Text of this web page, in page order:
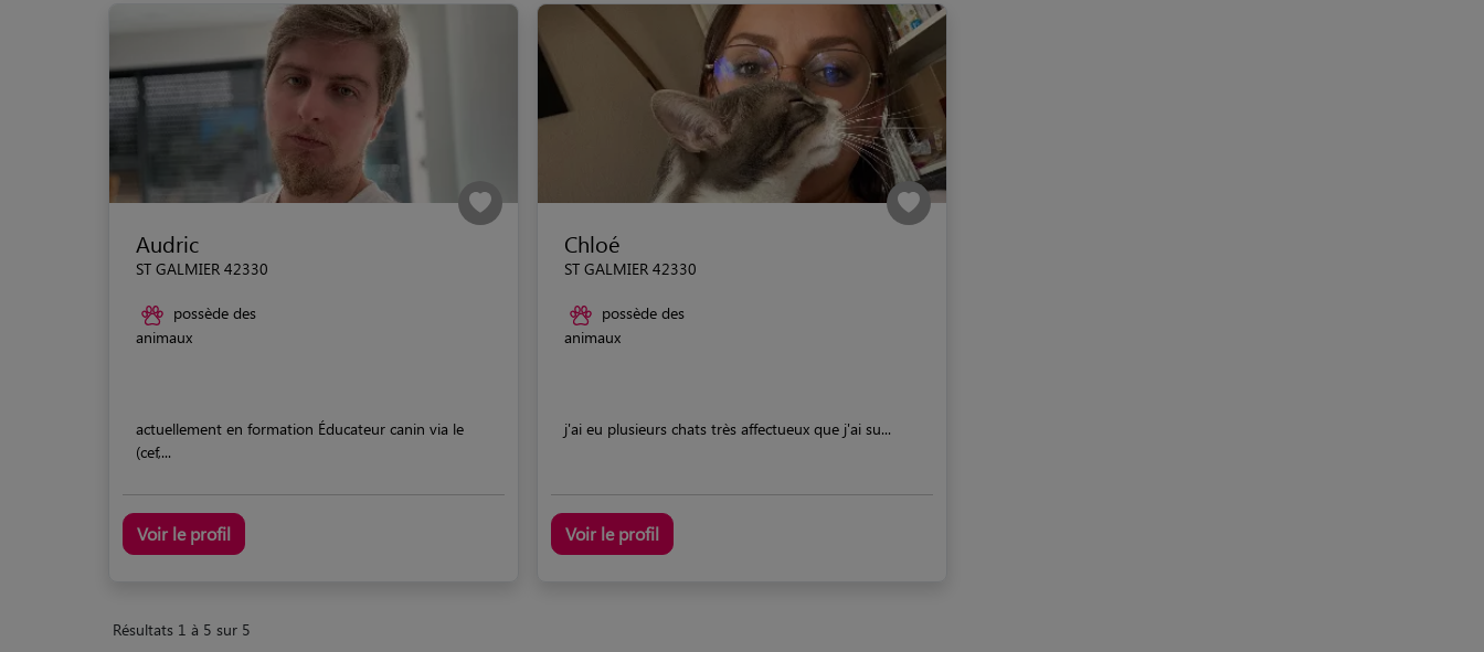
Audric
ST GALMIER 42330
possède des
animaux
actuellement en formation Éducateur canin via le
(cef,...
Voir le profil
Chloé
ST GALMIER 42330
possède des
animaux
j'ai eu plusieurs chats très affectueux que j'ai su...
Voir le profil
Résultats 1 à 5 sur 5